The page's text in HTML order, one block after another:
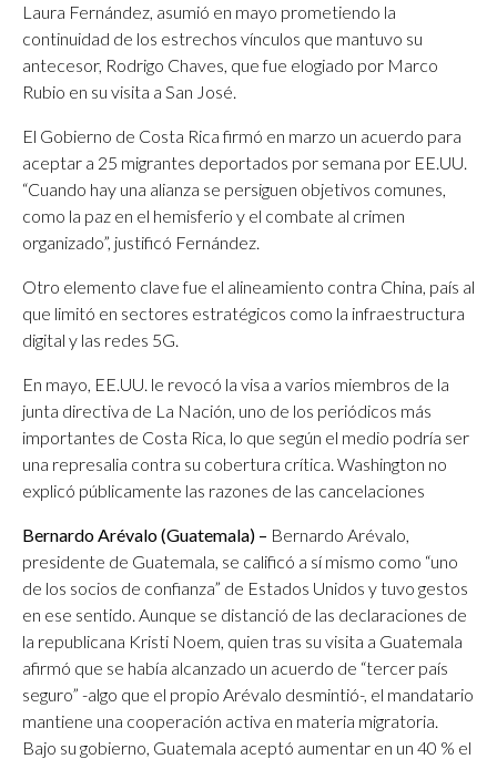
Laura Fernández, asumió en mayo prometiendo la
continuidad de los estrechos vínculos que mantuvo su
antecesor, Rodrigo Chaves, que fue elogiado por Marco
Rubio en su visita a San José.
El Gobierno de Costa Rica firmó en marzo un acuerdo para
aceptar a 25 migrantes deportados por semana por EE.UU.
“Cuando hay una alianza se persiguen objetivos comunes,
como la paz en el hemisferio y el combate al crimen
organizado”, justificó Fernández.
Otro elemento clave fue el alineamiento contra China, país al
que limitó en sectores estratégicos como la infraestructura
digital y las redes 5G.
En mayo, EE.UU. le revocó la visa a varios miembros de la
junta directiva de La Nación, uno de los periódicos más
importantes de Costa Rica, lo que según el medio podría ser
una represalia contra su cobertura crítica. Washington no
explicó públicamente las razones de las cancelaciones
Bernardo Arévalo (Guatemala) – Bernardo Arévalo,
presidente de Guatemala, se calificó a sí mismo como “uno
de los socios de confianza” de Estados Unidos y tuvo gestos
en ese sentido. Aunque se distanció de las declaraciones de
la republicana Kristi Noem, quien tras su visita a Guatemala
afirmó que se había alcanzado un acuerdo de “tercer país
seguro” -algo que el propio Arévalo desmintió-, el mandatario
mantiene una cooperación activa en materia migratoria.
Bajo su gobierno, Guatemala aceptó aumentar en un 40 % el